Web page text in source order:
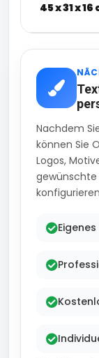
45 x 31 x 16
Nachdem
können Sie
Logos,
gewünschte